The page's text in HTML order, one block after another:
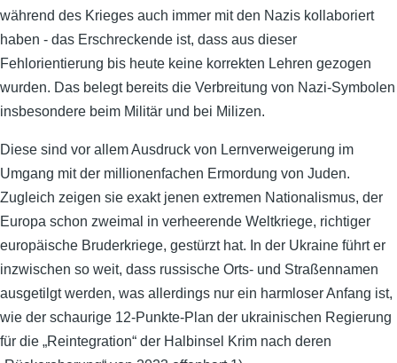
während des Krieges auch immer mit den Nazis kollaboriert
haben - das Erschreckende ist, dass aus dieser
Fehlorientierung bis heute keine korrekten Lehren gezogen
wurden. Das belegt bereits die Verbreitung von Nazi-Symbolen
insbesondere beim Militär und bei Milizen.
Diese sind vor allem Ausdruck von Lernverweigerung im
Umgang mit der millionenfachen Ermordung von Juden.
Zugleich zeigen sie exakt jenen extremen Nationalismus, der
Europa schon zweimal in verheerende Weltkriege, richtiger
europäische Bruderkriege, gestürzt hat. In der Ukraine führt er
inzwischen so weit, dass russische Orts- und Straßennamen
ausgetilgt werden, was allerdings nur ein harmloser Anfang ist,
wie der schaurige 12-Punkte-Plan der ukrainischen Regierung
für die „Reintegration“ der Halbinsel Krim nach deren